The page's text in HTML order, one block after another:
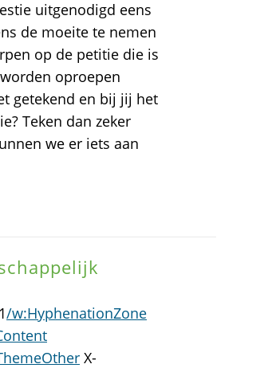
uitgenodigd eens
de moeite te nemen
op de petitie die is
oproepen
getekend en bij jij het
Teken dan zeker
we er iets aan
/w:HyphenationZone
X-